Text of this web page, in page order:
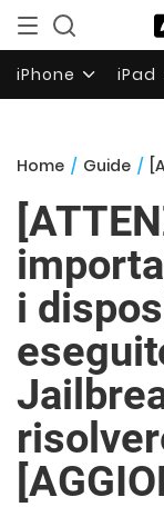
iPhone iPad
Home / Guide /
i